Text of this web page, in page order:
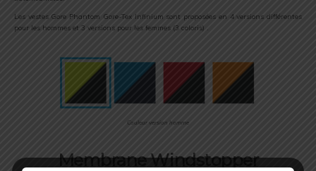
Les vestes Gore Phantom Gore-Tex Infinium sont proposées en 4 versions différentes
pour les hommes et 3 versions pour les femmes (3 coloris) .
Couleur version homme
Membrane Windstopper